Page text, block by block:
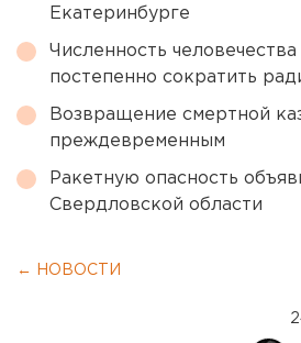
Екатеринбурге
Численность
постепенно сократить
Возвращение смертной
преждевременным
Ракетную опасность
Свердловской области
← НОВОСТИ